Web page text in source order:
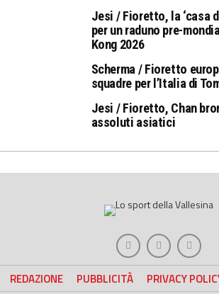
Jesi / Fioretto, la ‘casa
per un raduno pre-
Kong 2026
Scherma / Fioretto
squadre per l’Italia di
Jesi / Fioretto, Chan
assoluti asiatici
REDAZIONE PUBBLICITÀ PRIVACY